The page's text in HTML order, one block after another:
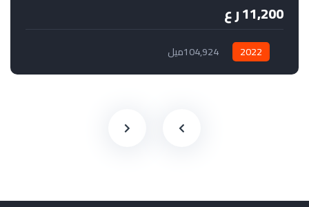
11,200 ر ع
2022 104,924ميل